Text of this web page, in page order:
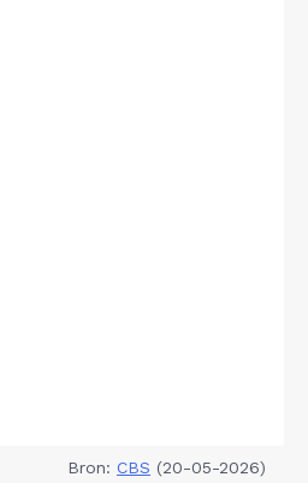
Bron: CBS (20-05-2026)